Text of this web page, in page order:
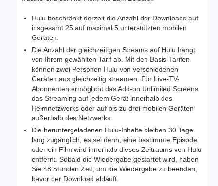
Hulu beschränkt derzeit die Anzahl der Downloads auf
insgesamt 25 auf maximal 5 unterstützten mobilen
Geräten.
Die Anzahl der gleichzeitigen Streams auf Hulu hängt
von Ihrem gewählten Tarif ab. Mit den Basis-Tarifen
können zwei Personen Hulu von verschiedenen
Geräten aus gleichzeitig streamen. Für Live-TV-
Abonnenten ermöglicht das Add-on Unlimited Screens
das Streaming auf jedem Gerät innerhalb des
Heimnetzwerks oder auf bis zu drei mobilen Geräten
außerhalb des Netzwerks.
Die heruntergeladenen Hulu-Inhalte bleiben 30 Tage
lang zugänglich, es sei denn, eine bestimmte Episode
oder ein Film wird innerhalb dieses Zeitraums von Hulu
entfernt. Sobald die Wiedergabe gestartet wird, haben
Sie 48 Stunden Zeit, um die Wiedergabe zu beenden,
bevor der Download abläuft.